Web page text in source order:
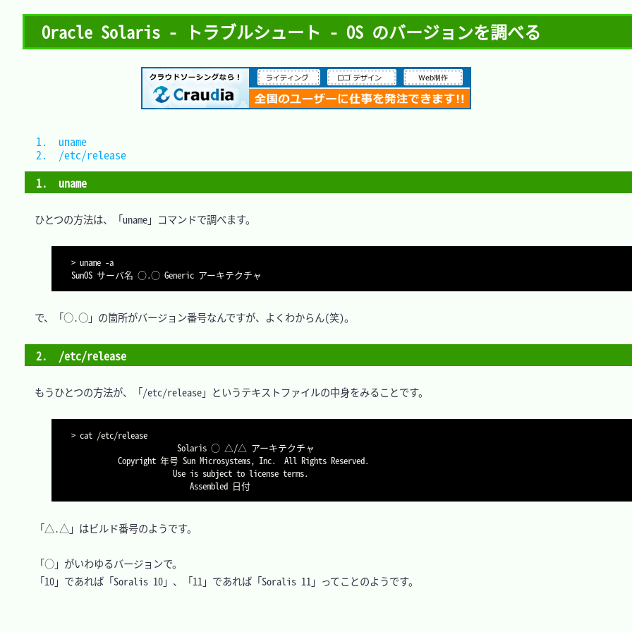
Oracle Solaris - トラブルシュート - OS のバージョンを調べる
1.　uname
ひとつの方法は、「uname」コマンドで調べます。
> uname -a
SunOS サーバ名 ○.○ Generic アーキテクチャ
で、「○.○」の箇所がバージョン番号なんですが、よくわからん(笑)。
2.　/etc/release
もうひとつの方法が、「/etc/release」というテキストファイルの中身をみることです。
> cat /etc/release
                            Assembled 日付
「△.△」はビルド番号のようです。
「○」がいわゆるバージョンで。
「10」であれば「Soralis 10」、「11」であれば「Soralis 11」ってことのようです。